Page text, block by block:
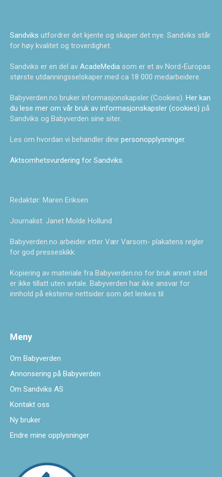
Sandviks utfordrer det kjente og skaper det nye. Sandviks står
for høy kvalitet og troverdighet.
Sandviks er en del av AcadeMedia som er et av Nord-Europas
største utdanningsselskaper med ca 18 000 medarbeidere.
Babyverden.no bruker informasjonskapsler (Cookies). Her kan
du lese mer om vår bruk av informasjonskapsler (cookies) på
Sandviks og Babyverden sine siter.
Les om hvordan vi behandler dine personopplysninger.
Aktsomhetsvurdering for Sandviks
Redaktør: Maren Eriksen
Journalist: Janet Molde Hollund
Babyverden.no arbeider etter Vær Varsom- plakatens regler
for god presseskikk.
Kopiering av materiale fra Babyverden.no for bruk annet sted
er ikke tillatt uten avtale. Babyverden har ikke ansvar for
innhold på eksterne nettsider som det lenkes til.
Meny
Om Babyverden
Annonsering på Babyverden
Om Sandviks AS
Kontakt oss
Ny bruker
Endre mine opplysninger